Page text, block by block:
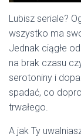
Lubisz seriale?
wszystko ma
Jednak ciągłe
na brak czasu
serotoniny i
spadać, co
trwałego.
A jak Ty